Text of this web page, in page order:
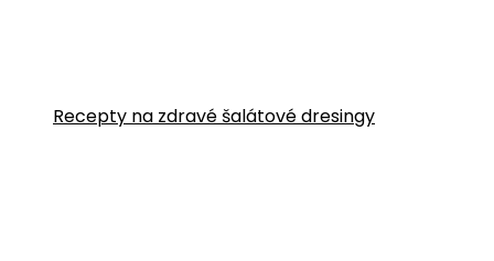
Recepty na zdravé šalátové dresingy